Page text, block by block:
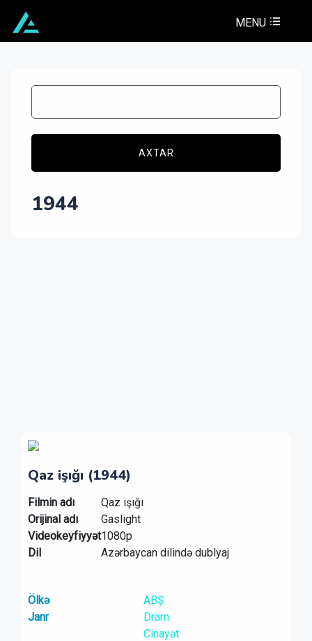
MENU
AXTAR
1944
Qaz işığı (1944)
Filmin adı
Qaz işığı
Orijinal adı
Gaslight
Videokeyfiyyət1080p
Dil
Azərbaycan dilində dublyaj
Ölkə
ABŞ
Janr
Dram
Cinayət